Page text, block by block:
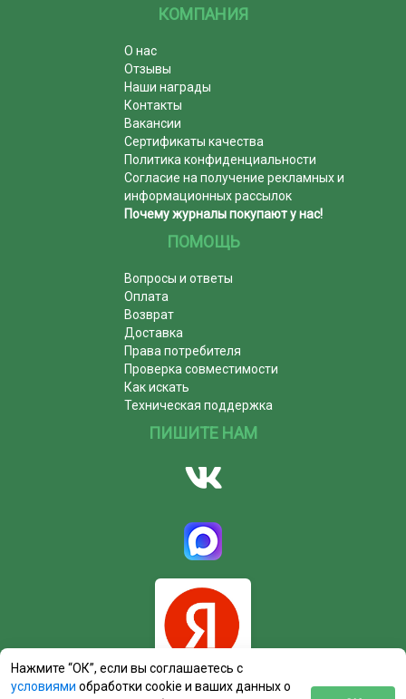
КОМПАНИЯ
О нас
Отзывы
Наши награды
Контакты
Вакансии
Сертификаты качества
Политика конфиденциальности
Согласие на получение рекламных и
информационных рассылок
Почему журналы покупают у нас!
ПОМОЩЬ
Вопросы и ответы
Оплата
Возврат
Доставка
Права потребителя
Проверка совместимости
Как искать
Техническая поддержка
ПИШИТЕ НАМ
Нажмите “ОК”, если вы соглашаетесь с
условиями обработки cookie и ваших данных о